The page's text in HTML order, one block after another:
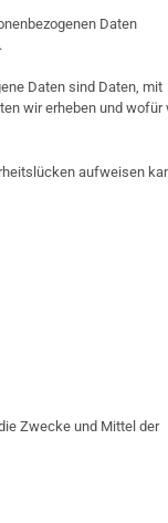
Daten
Daten sind Daten, mit
wir erheben und wofür
aufweisen
Zwecke und Mittel der